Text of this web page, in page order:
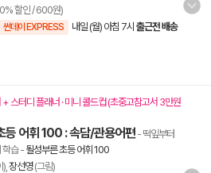
할인 / 600원)
썬데이 EXPRESS 내일 (월) 아침 7시 출근전 배송
스터디 플래너 · 미니 콜드컵 (초중고참고서 3만원
등 어휘 100 : 속담/관용어편 - 떡잎부터
학습- 될성부른 초등 어휘 100
장선영(그림)